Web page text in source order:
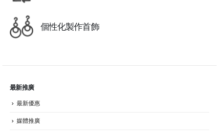
個性化製作首飾
最新推廣
最新優惠
媒體推廣